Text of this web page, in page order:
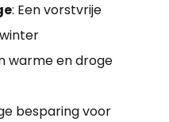
: Een vorstvrije
warme en droge
besparing voor